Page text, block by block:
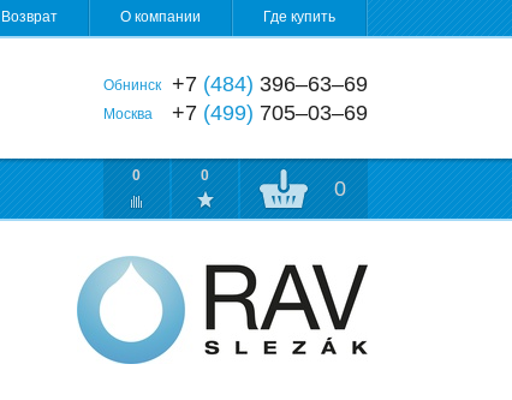
Возврат О компании Где купить
Обнинск +7 (484) 396‒63‒69
Москва +7 (499) 705‒03‒69
0 0
0